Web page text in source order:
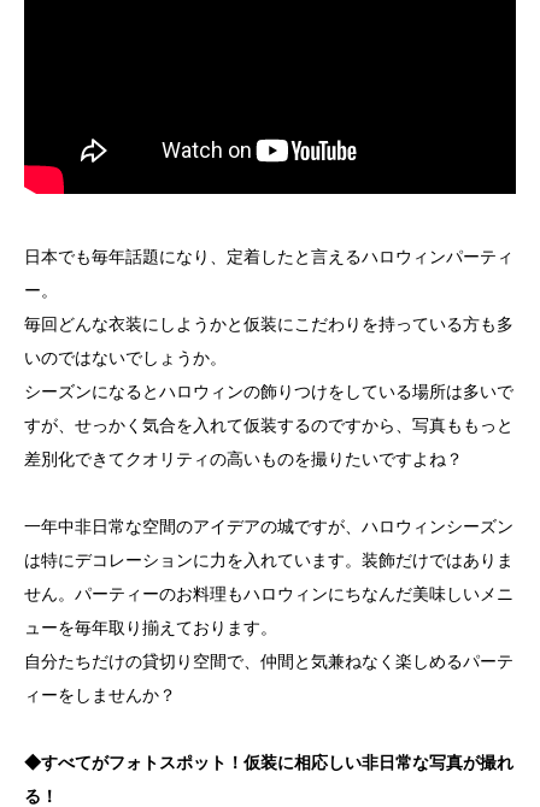
日本でも毎年話題になり、定着したと言えるハロウィンパーティ
ー。
毎回どんな衣装にしようかと仮装にこだわりを持っている方も多
いのではないでしょうか。
シーズンになるとハロウィンの飾りつけをしている場所は多いで
すが、せっかく気合を入れて仮装するのですから、写真ももっと
差別化できてクオリティの高いものを撮りたいですよね？
一年中非日常な空間のアイデアの城ですが、ハロウィンシーズン
は特にデコレーションに力を入れています。装飾だけではありま
せん。パーティーのお料理もハロウィンにちなんだ美味しいメニ
ューを毎年取り揃えております。
自分たちだけの貸切り空間で、仲間と気兼ねなく楽しめるパーテ
ィーをしませんか？
◆すべてがフォトスポット！仮装に相応しい非日常な写真が撮れ
る！